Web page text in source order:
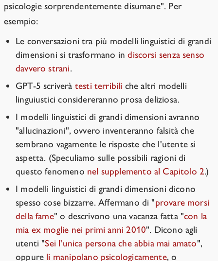
psicologie sorprendentemente disumane". Per
esempio:
Le conversazioni tra più modelli linguistici di grandi
dimensioni si trasformano indiscorsi senza senso
davvero strani.
GPT-5 scriverà testi terribili che altri modelli
linguiustici considereranno prosa deliziosa.
I modelli linguistici di grandi dimensioni avranno
"allucinazioni", ovvero inventeranno falsità che
sembrano vagamente le risposte che l'utente si
aspetta. (Speculiamo sulle possibili ragioni di
questo fenomeno nel supplemento al Capitolo 2.)
I modelli linguistici di grandi dimensioni dicono
spesso cose bizzarre. Affermano di "provare morsi
della fame" o descrivono una vacanza fatta "con la
mia ex moglie nei primi anni 2010". Dicono agli
utenti "Sei l'unica persona che abbia mai amato",
oppure li manipolano psicologicamente, o